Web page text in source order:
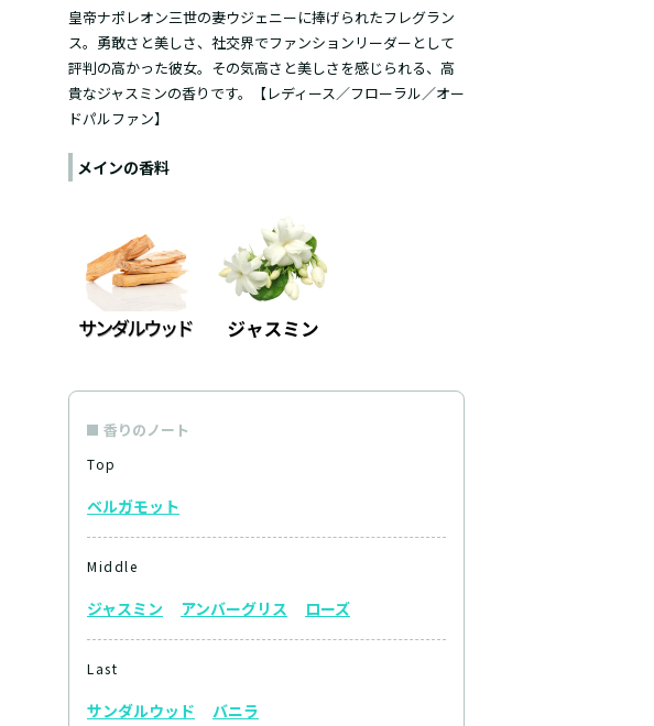
皇帝ナポレオン三世の妻ウジェニーに捧げられたフレグラン
ス。 勇敢さと美しさ、社交界でファンションリーダーとして
評判の高かった彼女。その気高さと美しさを感じられる、高
貴なジャスミンの香りです。
【レディース／フローラル／オー
ドパルファン】
メインの香料
香りのノート
Top
ベルガモット
Middle
ジャスミン アンバーグリス ローズ
Last
サンダルウッド バニラ